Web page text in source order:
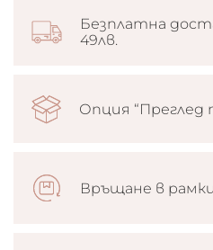
Безплатна
49лв.
Опция “Преглед
Връщане в